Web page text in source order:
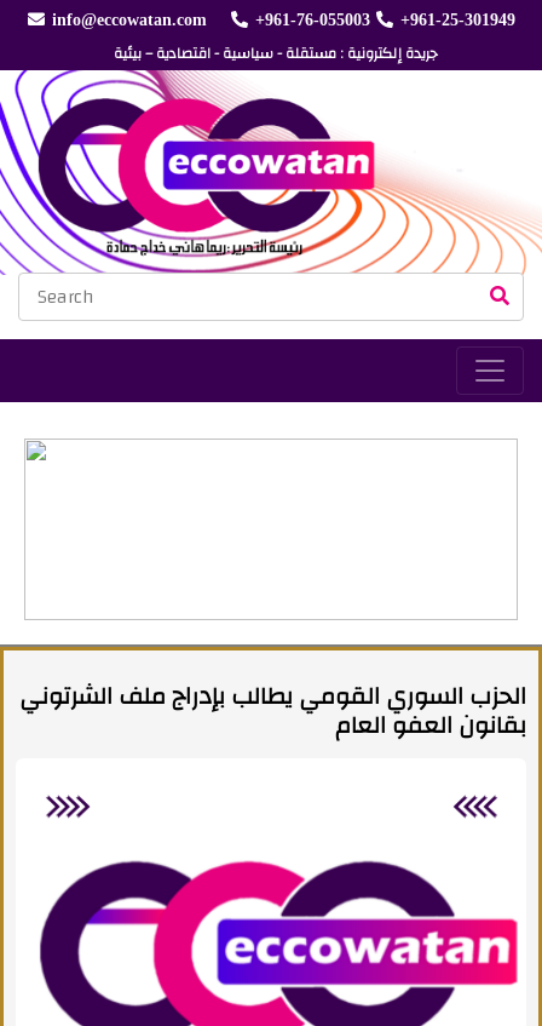
info@eccowatan.com +961-76-055003 +961-25-301949
جريدة إلكترونية : مستقلة - سياسية - اقتصادية – بيئية
الحزب السوري القومي يطالب بإدراج ملف الشرتوني
بقانون العفو العام